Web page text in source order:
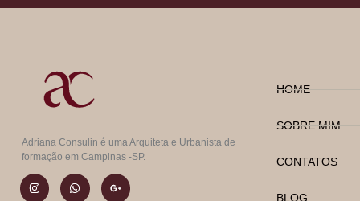
Adriana Consulin é uma Arquiteta e Urbanista de
formação em Campinas -SP.
HOME
SOBRE MIM
CONTATOS
BLOG